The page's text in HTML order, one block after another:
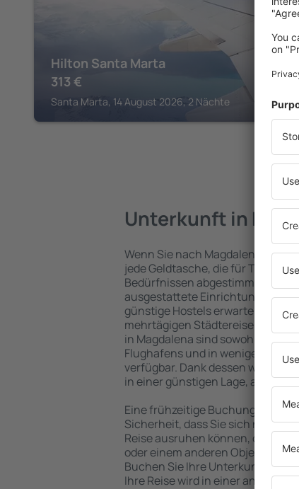
Hilton Santa Marta
313 €
Santa Marta, 14 August 2026, 2 Nächte
Unterkunft in
Wenn Sie nach Magdalena
jede Geldtasche, die für
Bedürfnissen abgestimmt sind.
ausgestattete Einrichtungen mit
günstige Hostels erwarten die
mehrtägigen Städtereise
in Magdalena sind sowohl im
Flughafens und in weniger
verfügbar. Dank dessen wählen
in einer günstigen Lage,
Eine frühzeitige Buchung der
Sicherheit, dass Sie sich nach
Reise ausruhen können, ohne
oder einem anderen Objekt für
Buchen Sie Ihre Unterkunft vor
Ihre Reise wird in einer